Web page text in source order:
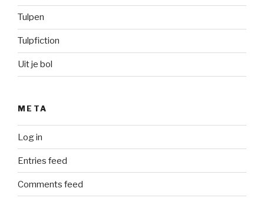
Tulpen
Tulpfiction
Uit je bol
META
Log in
Entries feed
Comments feed